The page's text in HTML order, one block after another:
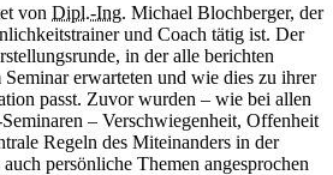
von Dipl.-Ing. Michael Blochberger, der
und Coach tätig ist. Der
in der alle berichten
erwarteten und wie dies zu ihrer
passt. Zuvor wurden – wie bei allen
– Verschwiegenheit, Offenheit
Regeln des Miteinanders in der
persönliche Themen angesprochen